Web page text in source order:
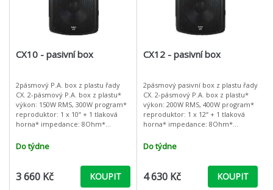
CX10 - pasivní box
2pásmový P.A. box z plastu řady
CX. 2-pásmový P.A. box z plastu*
výkon: 150W RMS, 300W program*
reproduktor: 1 x 10“ + 1 tlaková
horna* impedance: 8Ohm*
citlivost: 95dB/W@1M* váha: 9,4 Kg
Do týdne
3 660 Kč KOUPIT
CX12 - pasivní box
2pásmový pasivní box z plastu řady
CX. 2-pásmový P.A. box z plastu*
výkon: 200W RMS, 400W program*
reproduktor: 1 x 12“ + 1 tlaková
horna* impedance: 8Ohm*
citlivost: 96dB/W@1M* váha:15 K
Do týdne
4 630 Kč KOUPIT